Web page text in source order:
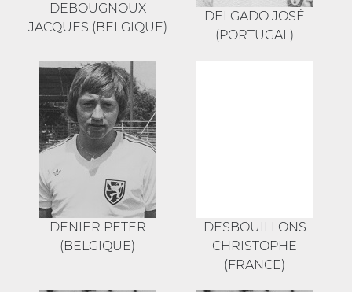
DEBOUGNOUX
JACQUES (BELGIQUE)
DELGADO JOSÉ
(PORTUGAL)
DENIER PETER
(BELGIQUE)
DESBOUILLONS
CHRISTOPHE
(FRANCE)